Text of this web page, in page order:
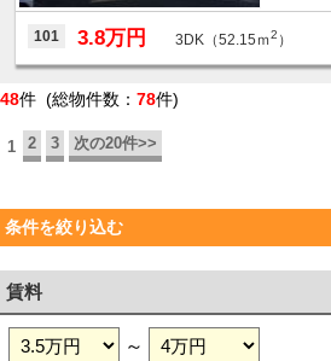
101 3.8万円 3DK（52.15ｍ2 ）
48件 (総物件数： 78件)
1 2 3 次の20件>>
条件を絞り込む
賃料
～